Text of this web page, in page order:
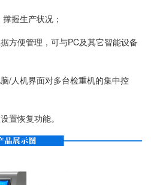
握生产状况；
方便管理，可与PC及其它智能设备
/人机界面对多台检重机的集中控
置恢复功能。